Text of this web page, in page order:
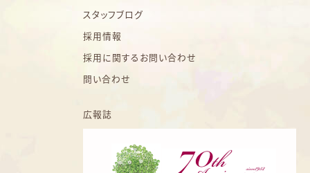
スタッフブログ
採用情報
採用に関するお問い合わせ
問い合わせ
広報誌